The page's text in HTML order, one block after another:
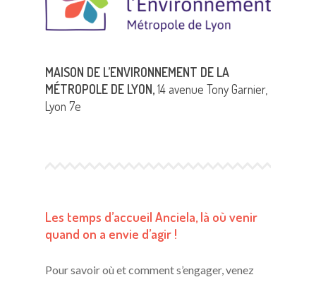
MAISON DE L’ENVIRONNEMENT DE LA
MÉTROPOLE DE LYON,14 avenue Tony Garnier,
Lyon 7e
Les temps d’accueil Anciela, là où venir
quand on a envie d’agir !
Pour savoir où et comment s’engager, venez